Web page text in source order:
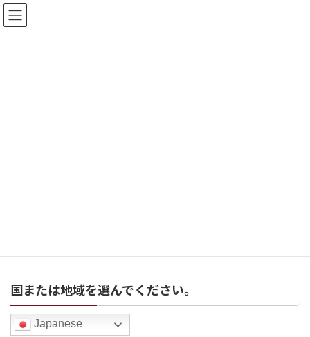
コ
ン
ナ
ビ
国または地域を選んでください。
Japanese